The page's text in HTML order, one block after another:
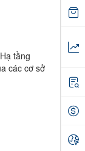
tầng
các cơ sở